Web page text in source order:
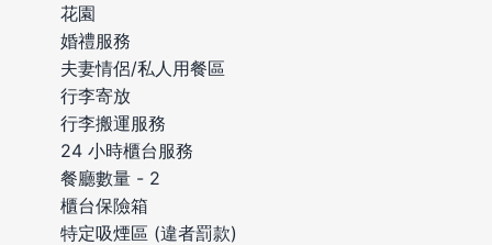
花園
婚禮服務
夫妻情侶/私人用餐區
行李寄放
行李搬運服務
24 小時櫃台服務
餐廳數量 - 2
櫃台保險箱
特定吸煙區 (違者罰款)